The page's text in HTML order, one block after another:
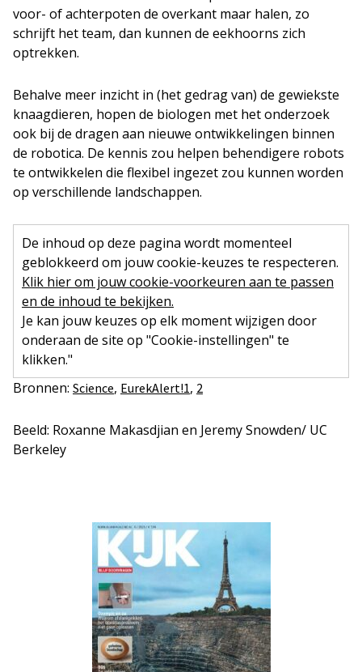
voor- of achterpoten de overkant maar halen, zo
schrijft het team, dan kunnen de eekhoorns zich
optrekken.
Behalve meer inzicht in (het gedrag van) de gewiekste
knaagdieren, hopen de biologen met het onderzoek
ook bij de dragen aan nieuwe ontwikkelingen binnen
de robotica. De kennis zou helpen behendigere robots
te ontwikkelen die flexibel ingezet zou kunnen worden
op verschillende landschappen.
De inhoud op deze pagina wordt momenteel
geblokkeerd om jouw cookie-keuzes te respecteren.
Klik hier om jouw cookie-voorkeuren aan te passen
en de inhoud te bekijken.
Je kan jouw keuzes op elk moment wijzigen door
onderaan de site op "Cookie-instellingen" te
klikken."
Bronnen: Science, EurekAlert!1, 2
Beeld: Roxanne Makasdjian en Jeremy Snowden/ UC
Berkeley